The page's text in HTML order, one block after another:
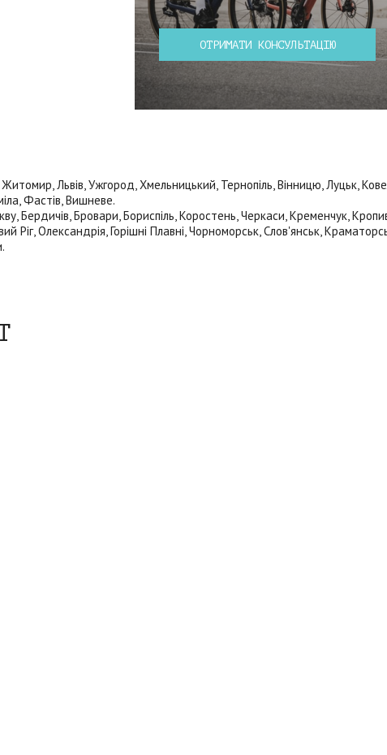
ОТРИМАТИ КОНСУЛЬТАЦІЮ
Львів, Ужгород, Хмельницький, Тернопіль, Вінницю, Луцьк,
Фастів, Вишневе.
Бердичів, Бровари, Бориспіль, Коростень, Черкаси, Кременчук,
Олександрія, Горішні Плавні, Чорноморськ, Слов'янськ,